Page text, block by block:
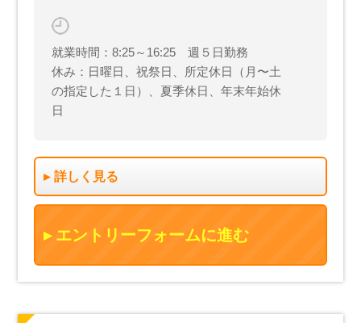
就業時間：8:25～16:25 週５日勤務
休み：日曜日、祝祭日、所定休日（月〜土
の指定した１日）、夏季休日、年末年始休
日
詳しく見る
エントリーフォームに進む